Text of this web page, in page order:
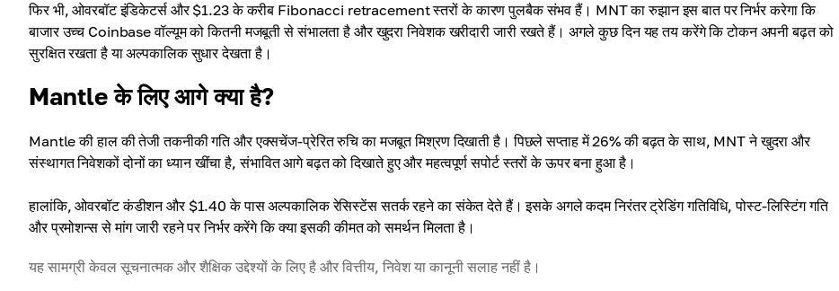
फिर भी, ओवरबॉट इंडिकेटर्स और $1.23 के करीब Fibonacci retracement स्तरों के कारण पुलबैक संभव हैं। MNT का रुझान इस बात पर निर्भर करेगा कि
बाजार उच्च Coinbase वॉल्यूम को कितनी मजबूती से संभालता है और खुदरा निवेशक खरीदारी जारी रखते हैं। अगले कुछ दिन यह तय करेंगे कि टोकन अपनी बढ़त को
सुरक्षित रखता है या अल्पकालिक सुधार देखता है।
Mantle के लिए आगे क्या है?
Mantle की हाल की तेजी तकनीकी गति और एक्सचेंज-प्रेरित रुचि का मजबूत मिश्रण दिखाती है। पिछले सप्ताह में 26% की बढ़त के साथ, MNT ने खुदरा और
संस्थागत निवेशकों दोनों का ध्यान खींचा है, संभावित आगे बढ़त को दिखाते हुए और महत्वपूर्ण सपोर्ट स्तरों के ऊपर बना हुआ है।
हालांकि, ओवरबॉट कंडीशन और $1.40 के पास अल्पकालिक रेसिस्टेंस सतर्क रहने का संकेत देते हैं। इसके अगले कदम निरंतर ट्रेडिंग गतिविधि, पोस्ट-लिस्टिंग गति
और प्रमोशन्स से मांग जारी रहने पर निर्भर करेंगे कि क्या इसकी कीमत को समर्थन मिलता है।
यह सामग्री केवल सूचनात्मक और शैक्षिक उद्देश्यों के लिए है और वित्तीय, निवेश या कानूनी सलाह नहीं है।